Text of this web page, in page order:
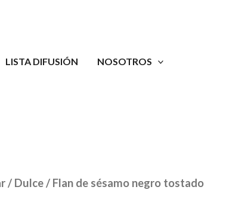
LISTA DIFUSIÓN
NOSOTROS
/ Dulce/ Flan de sésamo negro tostado